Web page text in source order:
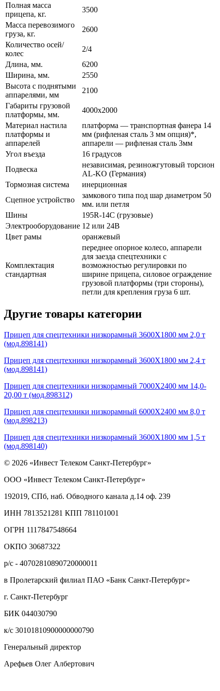
Полная масса
прицепа, кг.
3500
Масса перевозимого
груза, кг.
2600
Количество осей/
колес
2/4
Длина, мм.
6200
Ширина, мм.
2550
Высота с поднятыми
аппарелями, мм
2100
Габариты грузовой
платформы, мм.
4000х2000
Материал настила
платформы и
аппарелей
платформа — транспортная фанера 14
мм (рифленая сталь 3 мм опция)*,
аппарели — рифленая сталь 3мм
Угол въезда
16 градусов
Подвеска
независимая, резиножгутовый торсион
AL-KO (Германия)
Тормозная система
инерционная
Сцепное устройство
замкового типа под шар диаметром 50
мм. или петля
Шины
195R-14С (грузовые)
Электрооборудование 12 или 24В
Цвет рамы
оранжевый
Комплектация
стандартная
переднее опорное колесо, аппарели
для заезда спецтехники с
возможностью регулировки по
ширине прицепа, силовое ограждение
грузовой платформы (три стороны),
петли для крепления груза 6 шт.
Другие товары категории
Прицеп для спецтехники низкорамный 3600Х1800 мм 2,0 т
(мод.898141)
Прицеп для спецтехники низкорамный 3600Х1800 мм 2,4 т
(мод.898141)
Прицеп для спецтехники низкорамный 7000Х2400 мм 14,0-
20,00 т (мод.898312)
Прицеп для спецтехники низкорамный 6000Х2400 мм 8,0 т
(мод.898213)
Прицеп для спецтехники низкорамный 3600Х1800 мм 1,5 т
(мод.898140)
© 2026 «Инвест Телеком Санкт-Петербург»
ООО «Инвест Телеком Санкт-Петербург»
192019, СПб, наб. Обводного канала д.14 оф. 239
ИНН 7813521281 КПП 781101001
ОГРН 1117847548664
ОКПО 30687322
р/с - 40702810890720000011
в Пролетарский филиал ПАО «Банк Санкт-Петербург»
г. Санкт-Петербург
БИК 044030790
к/с 30101810900000000790
Генеральный директор
Арефьев Олег Албертович